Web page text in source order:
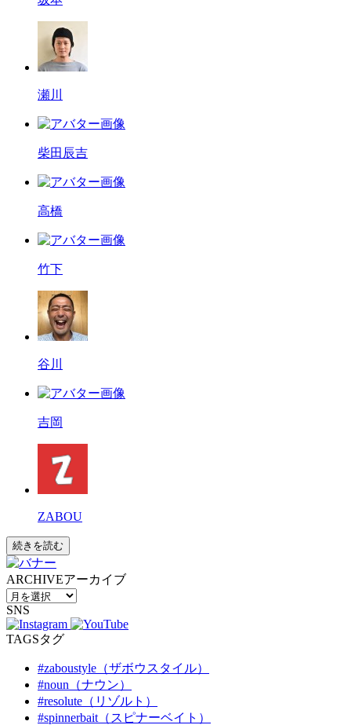
瀬川
柴田辰吉
高橋
竹下
谷川
吉岡
ZABOU
続きを読む
ARCHIVEアーカイブ
SNS
TAGSタグ
#zaboustyle（ザボウスタイル）
#noun（ナウン）
#resolute（リゾルト）
#spinnerbait（スピナーベイト）